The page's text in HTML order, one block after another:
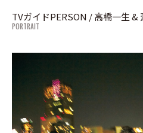
TVガイドPERSON / 高橋一生 &
PORTRAIT